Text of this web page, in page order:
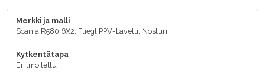
Merkki ja malli
Scania R580 6X2, Fliegl PPV-Lavetti, Nosturi
Kytkentätapa
Ei ilmoitettu